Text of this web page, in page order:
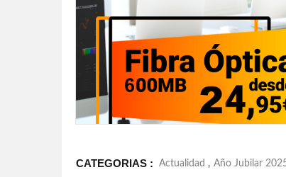
CATEGORIAS : Actualidad , Año Jubilar